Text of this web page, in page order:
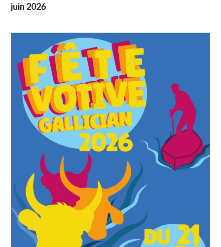
juin 2026